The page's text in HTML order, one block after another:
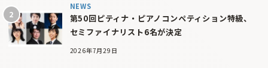
NEWS
第50回ピティナ・ピアノコンペティション特級、
セミファイナリスト6名が決定
2026年7月29日